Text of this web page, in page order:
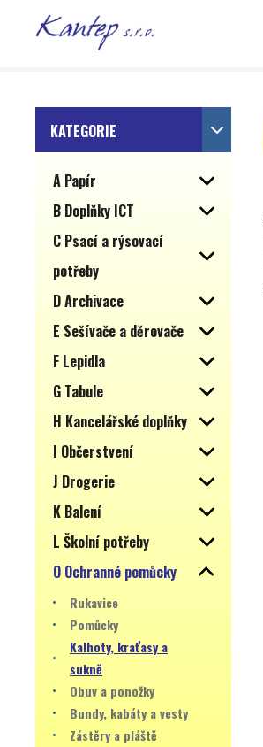
KATEGORIE
A Papír
B Doplňky ICT
C Psací a rýsovací
potřeby
D Archivace
E Sešívače a děrovače
F Lepidla
G Tabule
H Kancelářské doplňky
I Občerstvení
J Drogerie
K Balení
L Školní potřeby
O Ochranné pomůcky
Rukavice
Pomůcky
Kalhoty, kraťasy a
sukně
Obuv a ponožky
Bundy, kabáty a vesty
Zástěry a pláště